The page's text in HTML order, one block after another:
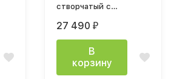
створчатый с
Белый шагрень, Дуб
крафт золотой
27 490 ₽
В
корзину